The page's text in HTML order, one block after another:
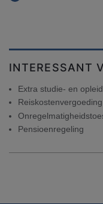
INTERESSANT
Extra studie- en
Reiskostenvergoeding
Pensioenregeling